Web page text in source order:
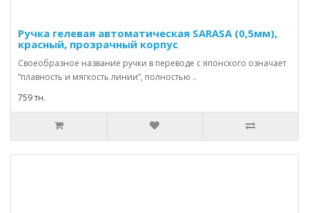
Ручка гелевая автоматическая SARASA (0,5мм),
красный, прозрачный корпус
Своеобразное название ручки в переводе с японского означает
“плавность и мягкость линии”, полностью ..
759 тн.